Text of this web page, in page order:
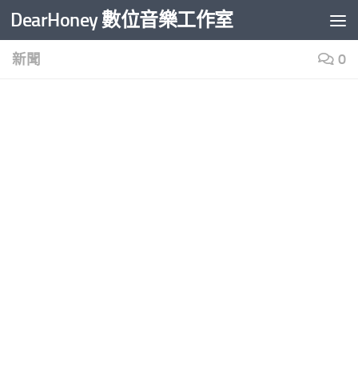
Skip to content
DearHoney 數位音樂工作室
新聞 0